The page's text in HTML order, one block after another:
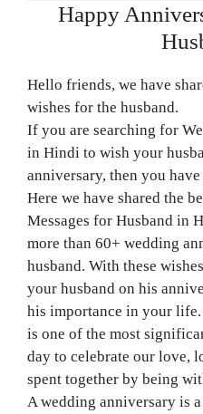
Happy
Hello friends, we have
wishes for the husband.
If you are searching for
in Hindi to wish your
anniversary, then you
Here we have shared the
Messages for Husband in
more than 60+ wedding
husband. With these
your husband on his
his importance in your
is one of the most
day to celebrate our love,
spent together by being
A wedding anniversary is